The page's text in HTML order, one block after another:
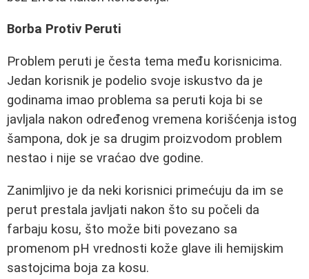
Borba Protiv Peruti
Problem peruti je česta tema među korisnicima.
Jedan korisnik je podelio svoje iskustvo da je
godinama imao problema sa peruti koja bi se
javljala nakon određenog vremena korišćenja istog
šampona, dok je sa drugim proizvodom problem
nestao i nije se vraćao dve godine.
Zanimljivo je da neki korisnici primećuju da im se
perut prestala javljati nakon što su počeli da
farbaju kosu, što može biti povezano sa
promenom pH vrednosti kože glave ili hemijskim
sastojcima boja za kosu.